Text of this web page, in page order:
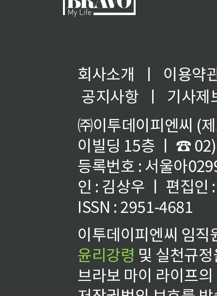
회사소개 ㅣ
이용약
공지사항
ㅣ
기사제
㈜이투데이피엔씨 (
이빌딩 15층 ㅣ ☎
등록번호 : 서울아
인 : 김상우 ㅣ 편집인
ISSN : 2951-4681
이투데이피엔씨 임
윤리강령 및 실천규
브라보 마이 라이프